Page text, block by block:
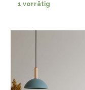
1 vorrätig